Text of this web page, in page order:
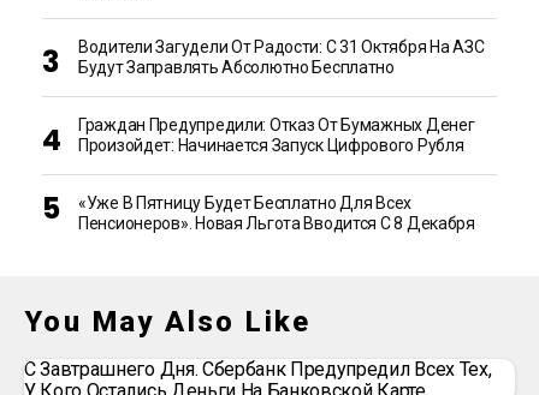
Водители Загудели От Радости: С 31 Октября На АЗС
Будут Заправлять Абсолютно Бесплатно
Граждан Предупредили: Отказ От Бумажных Денег
Произойдет: Начинается Запуск Цифрового Рубля
«Уже В Пятницу Будет Бесплатно Для Всех
Пенсионеров». Новая Льгота Вводится С 8 Декабря
You May Also Like
С Завтрашнего Дня. Сбербанк Предупредил Всех Тех,